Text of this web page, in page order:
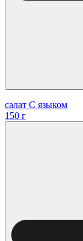
салат С языком
150 г